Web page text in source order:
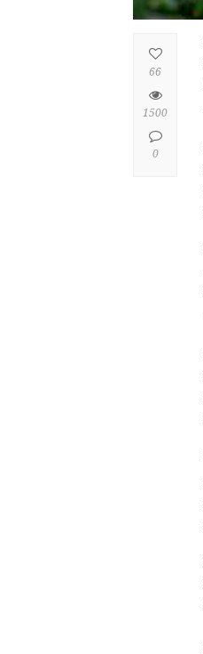
66
1500
0